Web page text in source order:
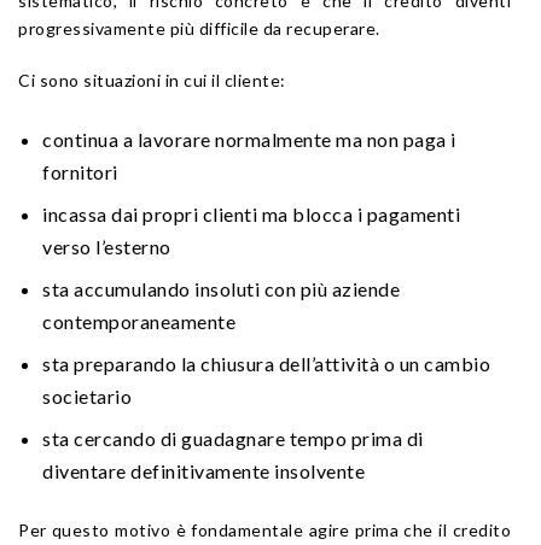
progressivamente più difficile da recuperare.
Ci sono situazioni in cui il cliente:
continua a lavorare normalmente ma non paga i
fornitori
incassa dai propri clienti ma blocca i pagamenti
verso l’esterno
sta accumulando insoluti con più aziende
contemporaneamente
sta preparando la chiusura dell’attività o un cambio
societario
sta cercando di guadagnare tempo prima di
diventare definitivamente insolvente
Per questo motivo è fondamentale agire prima che il credito